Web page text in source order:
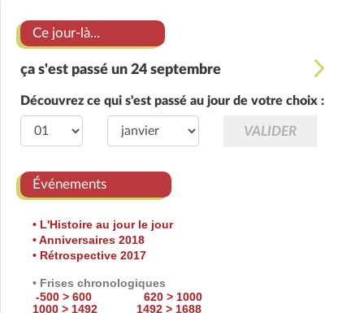
Ce jour-là...
ça s'est passé un 24 septembre
Découvrez ce qui s'est passé au jour de votre choix :
Événements
• L'Histoire au jour le jour
• Anniversaires 2018
• Rétrospective 2017
• Frises chronologiques
-500 > 600
620 > 1000
1000 > 1492
1492 > 1688